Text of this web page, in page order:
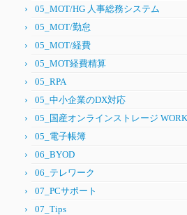
05_MOT/HG 人事総務システム
05_MOT/勤怠
05_MOT/経費
05_MOT経費精算
05_RPA
05_中小企業のDX対応
05_国産オンラインストレージ
05_電子帳簿
06_BYOD
06_テレワーク
07_PCサポート
07_Tips